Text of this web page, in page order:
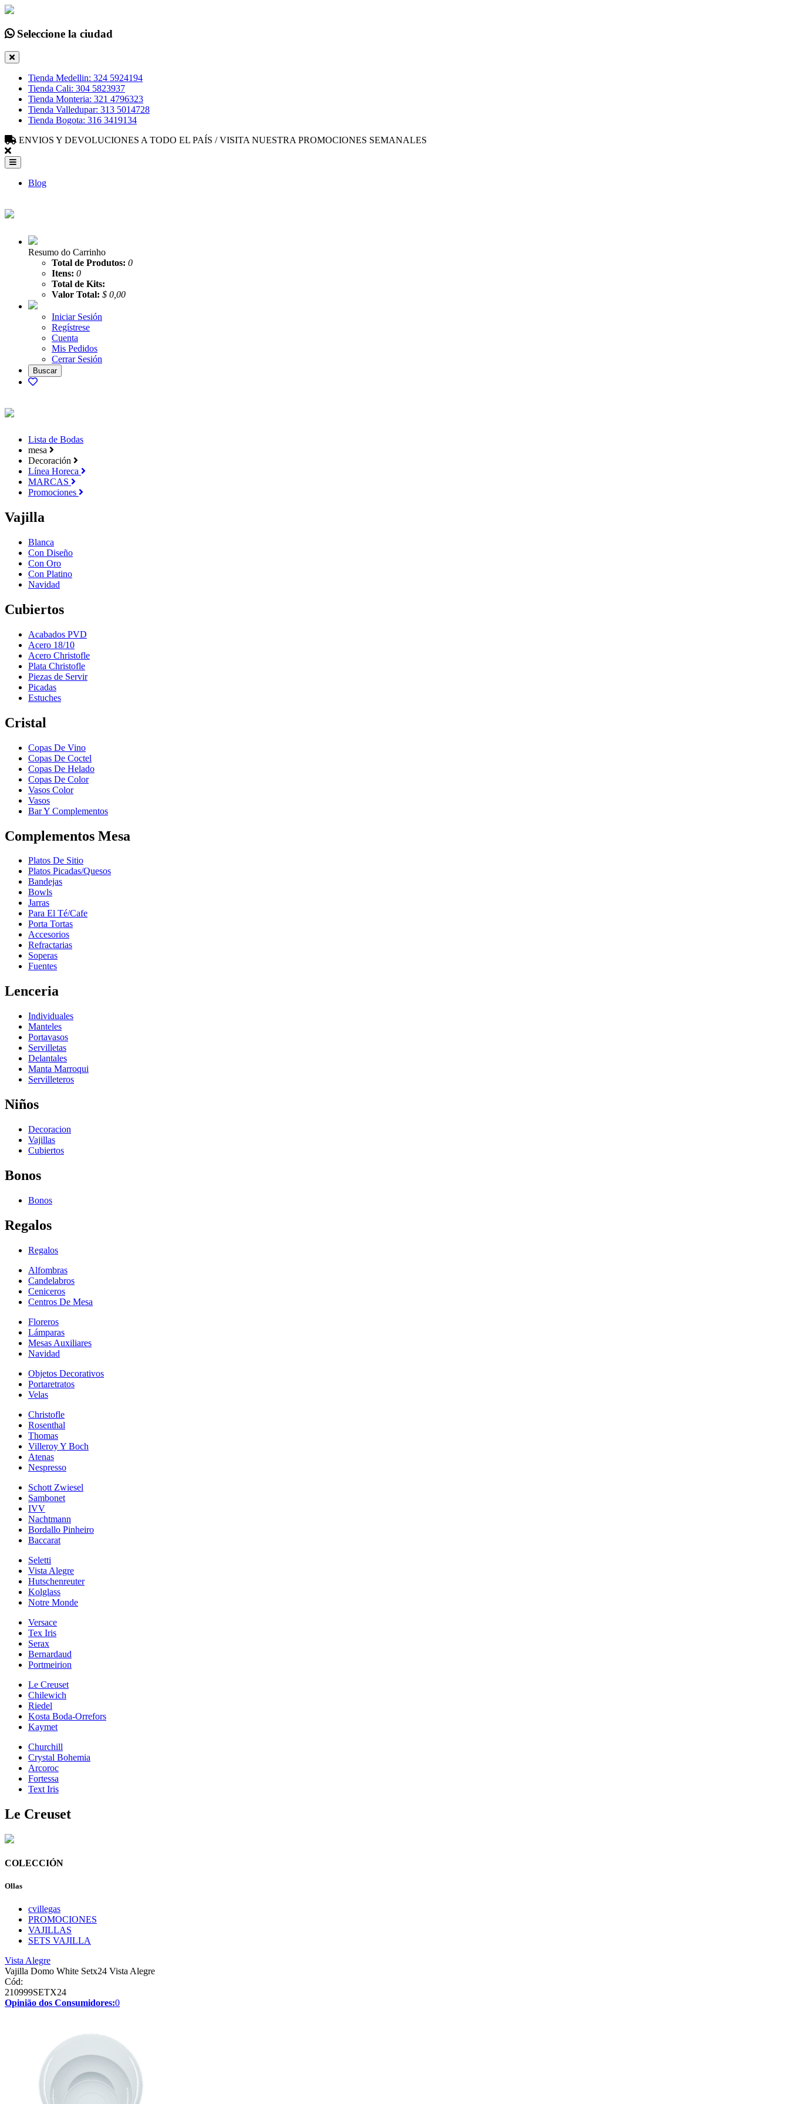
Seleccione la ciudad
Tienda Medellin: 324 5924194
Tienda Cali: 304 5823937
Tienda Monteria: 321 4796323
Tienda Valledupar: 313 5014728
Tienda Bogota: 316 3419134
ENVIOS Y DEVOLUCIONES A TODO EL PAÍS / VISITA NUESTRA PROMOCIONES SEMANALES
Blog
Resumo do Carrinho
Total de Produtos: 0
Itens: 0
Total de Kits:
Valor Total: $ 0,00
Iniciar Sesión
Regístrese
Cuenta
Mis Pedidos
Cerrar Sesión
Lista de Bodas
mesa
Decoración
Línea Horeca
MARCAS
Promociones
Vajilla
Blanca
Con Diseño
Con Oro
Con Platino
Navidad
Cubiertos
Acabados PVD
Acero 18/10
Acero Christofle
Plata Christofle
Piezas de Servir
Picadas
Estuches
Cristal
Copas De Vino
Copas De Coctel
Copas De Helado
Copas De Color
Vasos Color
Vasos
Bar Y Complementos
Complementos Mesa
Platos De Sitio
Platos Picadas/Quesos
Bandejas
Bowls
Jarras
Para El Té/Cafe
Porta Tortas
Accesorios
Refractarias
Soperas
Fuentes
Lenceria
Individuales
Manteles
Portavasos
Servilletas
Delantales
Manta Marroqui
Servilleteros
Niños
Decoracion
Vajillas
Cubiertos
Bonos
Bonos
Regalos
Regalos
Alfombras
Candelabros
Ceniceros
Centros De Mesa
Floreros
Lámparas
Mesas Auxiliares
Navidad
Objetos Decorativos
Portaretratos
Velas
Christofle
Rosenthal
Thomas
Villeroy Y Boch
Atenas
Nespresso
Schott Zwiesel
Sambonet
IVV
Nachtmann
Bordallo Pinheiro
Baccarat
Seletti
Vista Alegre
Hutschenreuter
Kolglass
Notre Monde
Versace
Tex Iris
Serax
Bernardaud
Portmeirion
Le Creuset
Chilewich
Riedel
Kosta Boda-Orrefors
Kaymet
Churchill
Crystal Bohemia
Arcoroc
Fortessa
Text Iris
Le Creuset
COLECCIÓN
Ollas
cvillegas
PROMOCIONES
VAJILLAS
SETS VAJILLA
Vista Alegre
Vajilla Domo White Setx24 Vista Alegre
Cód:
210999SETX24
Opinião dos Consumidores:0